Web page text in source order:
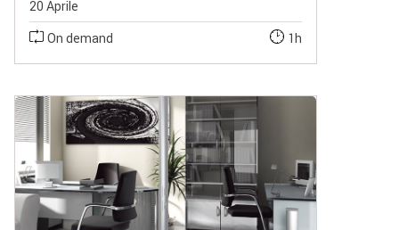
20 Aprile
On demand
1h